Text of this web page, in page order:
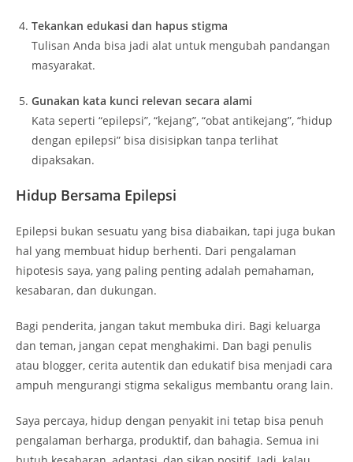
Tekankan edukasi dan hapus stigma
Tulisan Anda bisa jadi alat untuk mengubah pandangan
masyarakat.
Gunakan kata kunci relevan secara alami
Kata seperti “epilepsi”, “kejang”, “obat antikejang”, “hidup
dengan epilepsi” bisa disisipkan tanpa terlihat
dipaksakan.
Hidup Bersama Epilepsi
Epilepsi bukan sesuatu yang bisa diabaikan, tapi juga bukan
hal yang membuat hidup berhenti. Dari pengalaman
hipotesis saya, yang paling penting adalah pemahaman,
kesabaran, dan dukungan.
Bagi penderita, jangan takut membuka diri. Bagi keluarga
dan teman, jangan cepat menghakimi. Dan bagi penulis
atau blogger, cerita autentik dan edukatif bisa menjadi cara
ampuh mengurangi stigma sekaligus membantu orang lain.
Saya percaya, hidup dengan penyakit ini tetap bisa penuh
pengalaman berharga, produktif, dan bahagia. Semua ini